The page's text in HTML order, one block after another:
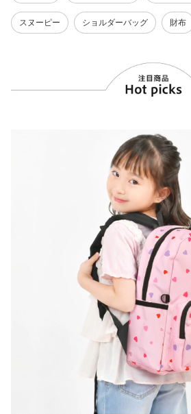
スヌーピー ショルダーバッグ 財布